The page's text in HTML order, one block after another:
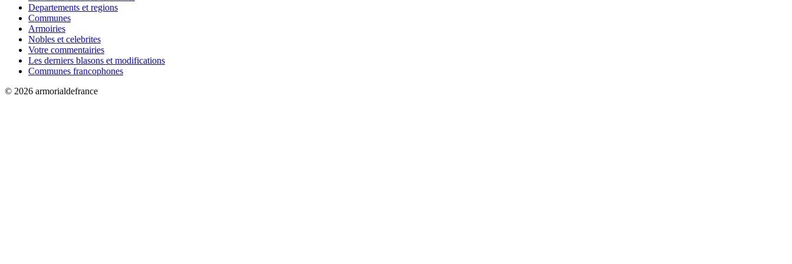
Departements et regions
Communes
Armoiries
Nobles et celebrites
Votre commentairies
Les derniers blasons et modifications
Communes francophones
© 2026 armorialdefrance